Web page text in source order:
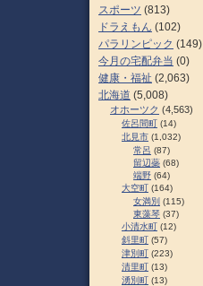
スポーツ (813)
ドラえもん (102)
パラリンピック (149)
今月の宅配弁当 (0)
健康・福祉 (2,063)
北海道 (5,008)
オホーツク (4,563)
佐呂間町 (14)
北見市 (1,032)
常呂 (87)
留辺蘂 (68)
端野 (64)
大空町 (164)
女満別 (115)
東藻琴 (37)
小清水町 (12)
斜里町 (57)
津別町 (223)
清里町 (13)
湧別町 (13)